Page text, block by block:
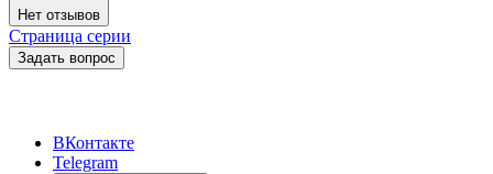
Нет отзывов
Страница серии
Задать вопрос
ВКонтакте
Telegram